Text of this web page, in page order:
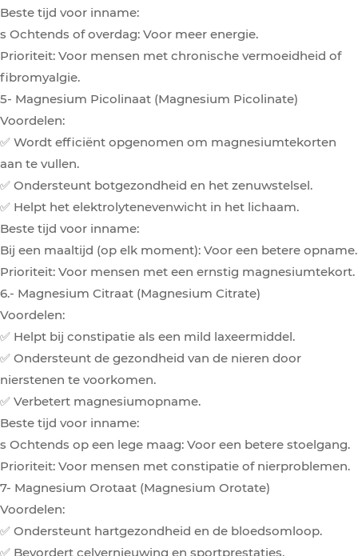
Beste tijd voor inname:
s Ochtends of overdag: Voor meer energie.
Prioriteit: Voor mensen met chronische vermoeidheid of
fibromyalgie.
5- Magnesium Picolinaat (Magnesium Picolinate)
Voordelen:
✅ Wordt efficiënt opgenomen om magnesiumtekorten
aan te vullen.
✅ Ondersteunt botgezondheid en het zenuwstelsel.
✅ Helpt het elektrolytenevenwicht in het lichaam.
Beste tijd voor inname:
Bij een maaltijd (op elk moment): Voor een betere opname.
Prioriteit: Voor mensen met een ernstig magnesiumtekort.
6.- Magnesium Citraat (Magnesium Citrate)
Voordelen:
✅ Helpt bij constipatie als een mild laxeermiddel.
✅ Ondersteunt de gezondheid van de nieren door
nierstenen te voorkomen.
✅ Verbetert magnesiumopname.
Beste tijd voor inname:
s Ochtends op een lege maag: Voor een betere stoelgang.
Prioriteit: Voor mensen met constipatie of nierproblemen.
7- Magnesium Orotaat (Magnesium Orotate)
Voordelen:
✅ Ondersteunt hartgezondheid en de bloedsomloop.
✅ Bevordert celvernieuwing en sportprestaties.